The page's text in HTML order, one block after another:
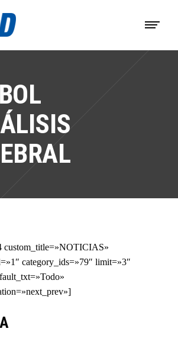
custom_title=»NOTICIAS»
category_ids=»79″ limit=»3″